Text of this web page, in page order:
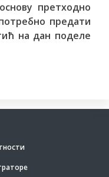
претходно
предати
на дан поделе